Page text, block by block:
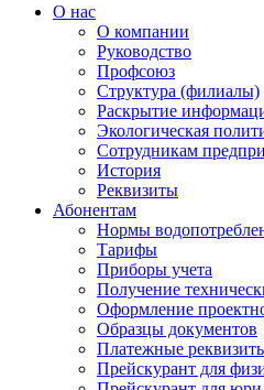
О нас
О компании
Руководство
Профсоюз
Структура (филиалы)
Раскрытие
Экологическая
Сотрудникам
История
Реквизиты
Абонентам
Нормы
Тарифы
Приборы учета
Получение
Оформление
Образцы документов
Платежные
Прейскурант для